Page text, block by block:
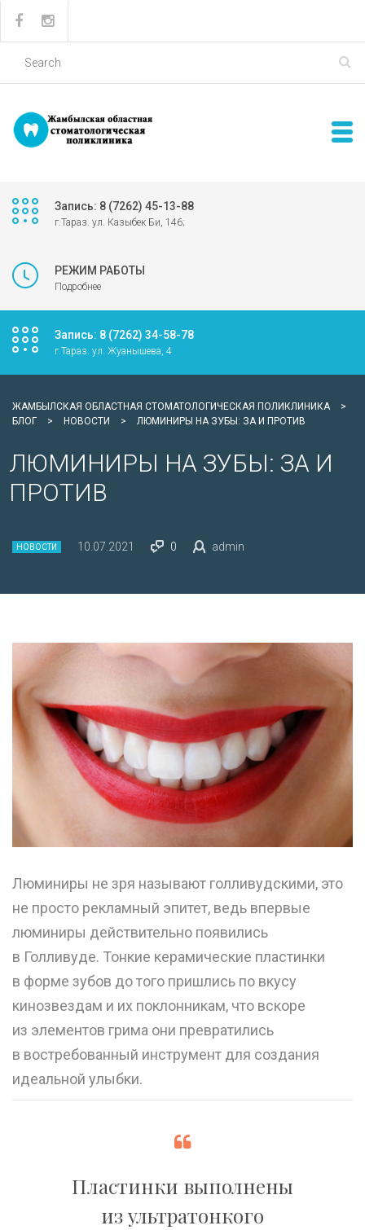
Запись: 8 (7262) 45-13-88
г.Тараз. ул. Казыбек Би, 146;
РЕЖИМ РАБОТЫ
Подробнее
Запись: 8 (7262) 34-58-78
г.Тараз. ул. Жуанышева, 4
ЖАМБЫЛСКАЯ ОБЛАСТНАЯ СТОМАТОЛОГИЧЕСКАЯ ПОЛИКЛИНИКА
>
БЛОГ
> НОВОСТИ > ЛЮМИНИРЫ НА ЗУБЫ: ЗА И ПРОТИВ
ЛЮМИНИРЫ НА ЗУБЫ: ЗА И
ПРОТИВ
НОВОСТИ 10.07.2021 0 admin
Люминиры не зря называют голливудскими, это
не просто рекламный эпитет, ведь впервые
люминиры действительно появились
в Голливуде. Тонкие керамические пластинки
в форме зубов до того пришлись по вкусу
кинозвездам и их поклонникам, что вскоре
из элементов грима они превратились
в востребованный инструмент для создания
идеальной улыбки.
Пластинки выполнены
из ультратонкого